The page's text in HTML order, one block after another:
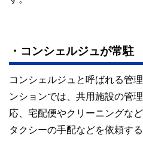
・コンシェルジュが常駐
コンシェルジュと呼ばれる管
ンションでは、共用施設の管
応、宅配便やクリーニングな
タクシーの手配などを依頼す